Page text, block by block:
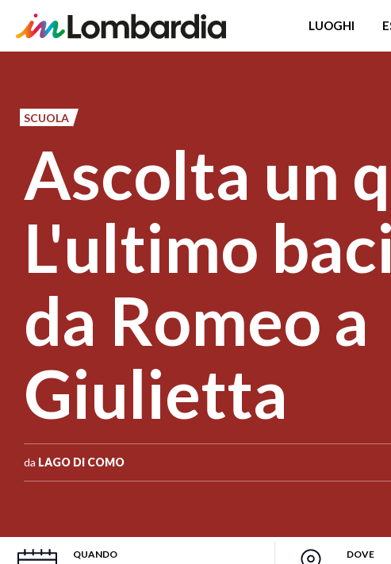
contenuto
principale
LUOGHI
SCUOLA
Ascolta un
L'ultimo
da Romeo a
Giulietta
da LAGO DI COMO
QUANDO DOVE